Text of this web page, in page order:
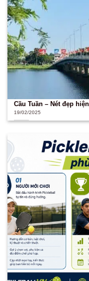
Cầu Tuần – Nét đẹp
19/02/2025